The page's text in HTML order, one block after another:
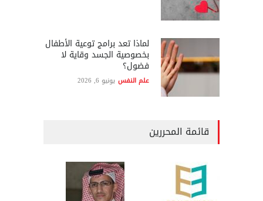
لماذا تعد برامج توعية الأطفال
بخصوصية الجسد وقاية لا
فضول؟
علم النفس يونيو 6, 2026
قائمة المحررين